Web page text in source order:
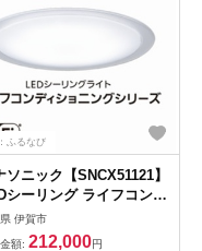
ふるなび
ソニック【SNCX51121】
シーリング ライフコンデ
ョニングシリーズ（丸型
用）【senk0011】
伊賀市
額: 212,000円